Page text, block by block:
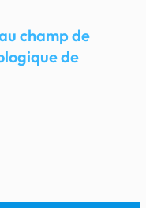
champ de
de